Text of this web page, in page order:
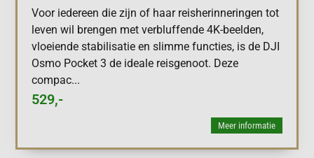
Voor iedereen die zijn of haar reisherinneringen tot
leven wil brengen met verbluffende 4K-beelden,
vloeiende stabilisatie en slimme functies, is de DJI
Osmo Pocket 3 de ideale reisgenoot. Deze
compac...
529,-
Meer informatie